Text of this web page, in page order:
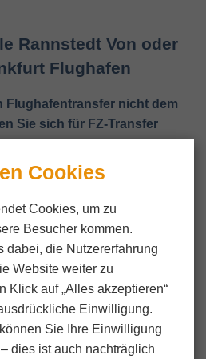
Rannstedt Von oder
Flughafen
Flughafentransfer nicht dem
Sie sich für FZ-Transfer
Cookies
Cookies, um zu
Besucher kommen.
dabei, die Nutzer­erfahrung
Website weiter zu
Klick auf „Alles akzeptieren“
Einwilligung.
Sie Ihre Einwilligung
dies ist auch nachträglich